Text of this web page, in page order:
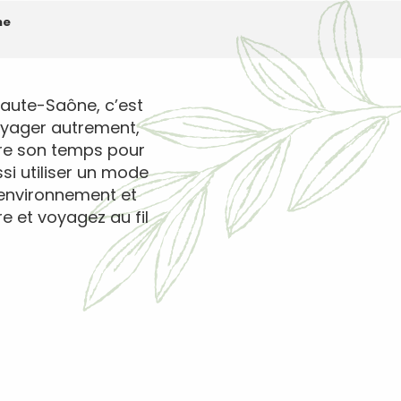
Saône, c’est
autrement,
son temps pour
utiliser un mode
et
et voyagez au fil
favoris